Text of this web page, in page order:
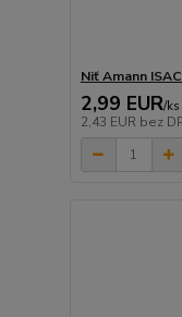
Niť Amann
2,99 EUR/ks
2,43 EUR bez